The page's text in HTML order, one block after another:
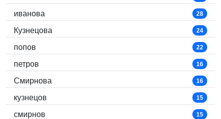
иванова 28
Кузнецова 24
попов 22
петров 16
Смирнова 16
кузнецов 15
смирнов 15